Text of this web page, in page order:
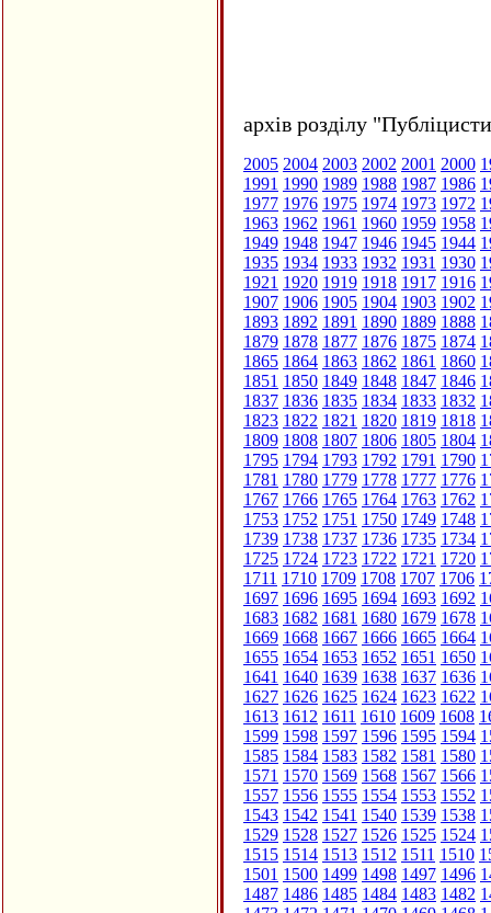
архів розділу
2005 2004 2003 2002 2001 2000
1991 1990 1989 1988 1987 1986
1977 1976 1975 1974 1973 1972
1963 1962 1961 1960 1959 1958
1949 1948 1947 1946 1945 1944
1935 1934 1933 1932 1931 1930
1921 1920 1919 1918 1917 1916
1907 1906 1905 1904 1903 1902
1893 1892 1891 1890 1889 1888
1879 1878 1877 1876 1875 1874
1865 1864 1863 1862 1861 1860
1851 1850 1849 1848 1847 1846
1837 1836 1835 1834 1833 1832
1823 1822 1821 1820 1819 1818
1809 1808 1807 1806 1805 1804
1795 1794 1793 1792 1791 1790
1781 1780 1779 1778 1777 1776
1767 1766 1765 1764 1763 1762
1753 1752 1751 1750 1749 1748
1739 1738 1737 1736 1735 1734
1725 1724 1723 1722 1721 1720
1711 1710 1709 1708 1707 1706
1697 1696 1695 1694 1693 1692
1683 1682 1681 1680 1679 1678
1669 1668 1667 1666 1665 1664
1655 1654 1653 1652 1651 1650
1641 1640 1639 1638 1637 1636
1627 1626 1625 1624 1623 1622
1613 1612 1611 1610 1609 1608
1599 1598 1597 1596 1595 1594
1585 1584 1583 1582 1581 1580
1571 1570 1569 1568 1567 1566
1557 1556 1555 1554 1553 1552
1543 1542 1541 1540 1539 1538
1529 1528 1527 1526 1525 1524
1515 1514 1513 1512 1511 1510
1501 1500 1499 1498 1497 1496
1487 1486 1485 1484 1483 1482